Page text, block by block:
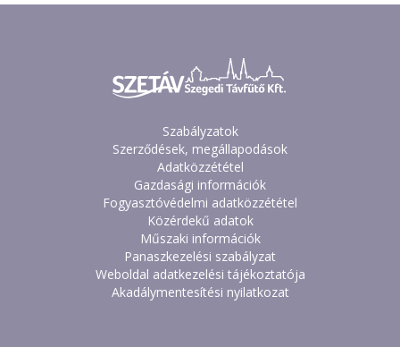
Szabályzatok
Szerződések, megállapodások
Adatközzététel
Gazdasági információk
Fogyasztóvédelmi adatközzététel
Közérdekű adatok
Műszaki információk
Panaszkezelési szabályzat
Weboldal adatkezelési tájékoztatója
Akadálymentesítési nyilatkozat